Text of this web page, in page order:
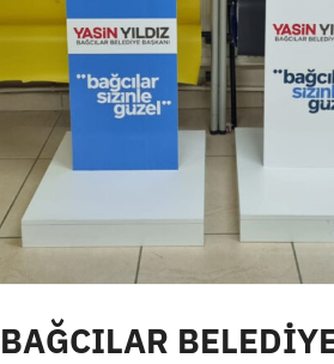
BAĞCILAR